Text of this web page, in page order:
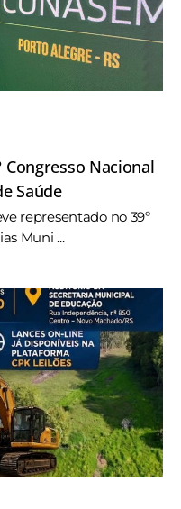
Nacional
Saúde
representado no 39º
Muni ...